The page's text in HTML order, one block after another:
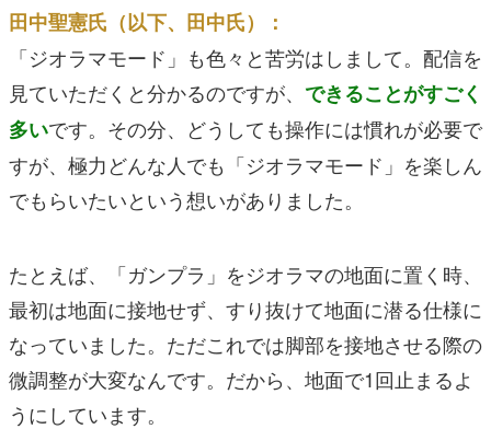
田中聖憲氏（以下、田中氏）：
「ジオラマモード」も色々と苦労はしまして。配信を
見ていただくと分かるのですが、 できることがすごく
多いです。その分、どうしても操作には慣れが必要で
すが、極力どんな人でも「ジオラマモード」を楽しん
でもらいたいという想いがありました。
たとえば、「ガンプラ」をジオラマの地面に置く時、
最初は地面に接地せず、すり抜けて地面に潜る仕様に
なっていました。ただこれでは脚部を接地させる際の
微調整が大変なんです。だから、地面で1回止まるよ
うにしています。